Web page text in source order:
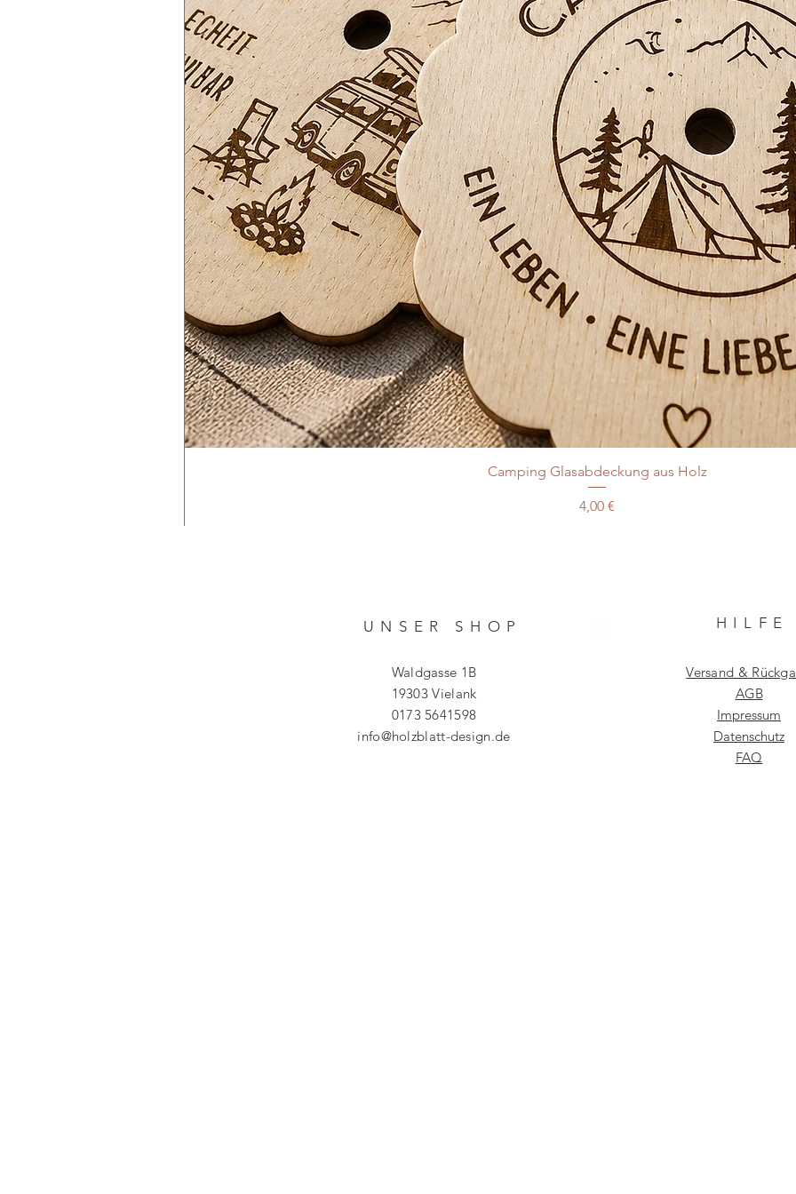
Camping Glasabdeckung aus Holz
Preis
4,00 €
UNSER SHO P
Waldgasse 1B
19303 Vielank
0173 5641598
info@holzblatt-design.de
HILF E
Versand &
AGB
Impressum
Datenschutz
FAQ